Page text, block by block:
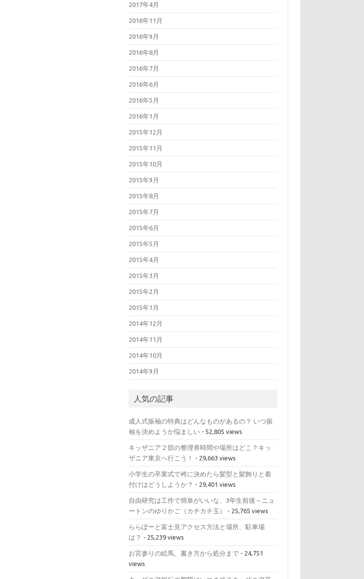
2017年4月
2016年11月
2016年9月
2016年8月
2016年7月
2016年6月
2016年5月
2016年1月
2015年12月
2015年11月
2015年10月
2015年9月
2015年8月
2015年7月
2015年6月
2015年5月
2015年4月
2015年3月
2015年2月
2015年1月
2014年12月
2014年11月
2014年10月
2014年9月
人気の記事
成人式振袖の特典はどんなものがあるの？ いつ振
袖を決めようか悩ましい - 52,805 views
キッザニア２部の整理券時間や場所はどこ？キッ
ザニア東京へ行こう！
- 29,663 views
小学生の卒業式で袴に決めたら髪型と髪飾りと着
付けはどうしようか？ - 29,401 views
自由研究は工作で簡単がいいな、3年生前後～ニュ
ートンのゆりかご（カチカチ玉）
- 25,765 views
ららぽーと富士見アクセス方法と場所、駐車場
は？ - 25,239 views
お宮参りの絵馬、書き方から処分まで - 24,751
views